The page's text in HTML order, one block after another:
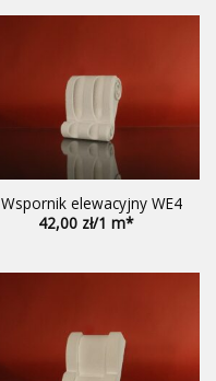
Wspornik elewacyjny WE4
42,00